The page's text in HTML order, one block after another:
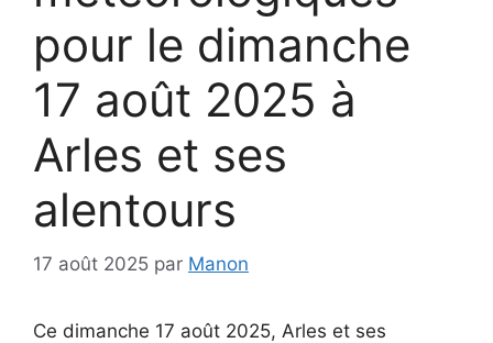
pour le dimanche
17 août 2025 à
Arles et ses
alentours
17 août 2025 par Manon
Ce dimanche 17 août 2025, Arles et ses